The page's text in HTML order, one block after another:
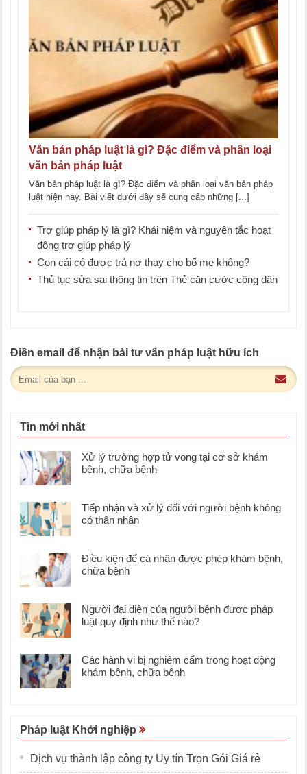
Văn bản pháp luật là gì? Đặc điểm và phân loại
văn bản pháp luật
Văn bản pháp luật là gì? Đặc điểm và phân loại văn bản pháp
luật hiện nay. Bài viết dưới đây sẽ cung cấp những [...]
Trợ giúp pháp lý là gì? Khái niệm và nguyên tắc hoạt
động trợ giúp pháp lý
Con cái có được trả nợ thay cho bố mẹ không?
Thủ tục sửa sai thông tin trên Thẻ căn cước công dân
Điền email để nhận bài tư vấn pháp luật hữu ích
Tin mới nhất
Xử lý trường hợp tử vong tại cơ sở khám
bệnh, chữa bệnh
Tiếp nhận và xử lý đối với người bệnh không
có thân nhân
Điều kiện để cá nhân được phép khám bệnh,
chữa bệnh
Người đại diện của người bệnh được pháp
luật quy định như thế nào?
Các hành vi bị nghiêm cấm trong hoạt động
khám bệnh, chữa bệnh
Pháp luật Khởi nghiệp
Dịch vụ thành lập công ty Uy tín Trọn Gói Giá rẻ